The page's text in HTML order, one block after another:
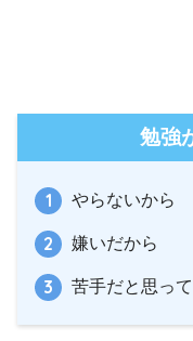
勉強
やらないから
嫌いだから
苦手だと思っ